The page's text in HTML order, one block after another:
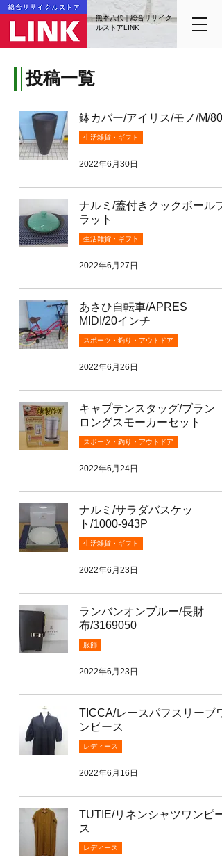
熊本八代｜総合リサイク
ルストアLINK
投稿一覧
鉢カバー/アイリス/モノ/M/80
生活雑貨・ギフト
2022年6月30日
ナルミ/蓋付きクックボールフ
ラット
生活雑貨・ギフト
2022年6月27日
あさひ自転車/APRES
MIDI/20インチ
スポーツ・釣り・アウトドア
2022年6月26日
キャプテンスタッグ/ブラン
ロングスモーカーセット
スポーツ・釣り・アウトドア
2022年6月24日
ナルミ/サラダバスケッ
ト/1000-943P
生活雑貨・ギフト
2022年6月23日
ランバンオンブルー/長財
布/3169050
服飾
2022年6月23日
TICCA/レースパフスリーブワ
ンピース
レディース
2022年6月16日
TUTIE/リネンシャツワンピー
ス
レディース